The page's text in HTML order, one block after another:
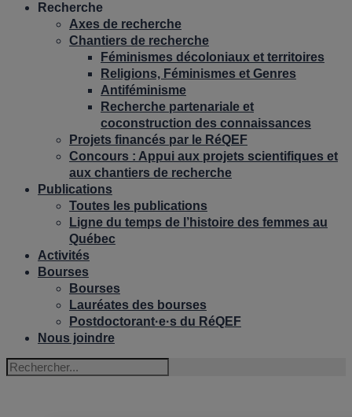
Recherche
Axes de recherche
Chantiers de recherche
Féminismes décoloniaux et territoires
Religions, Féminismes et Genres
Antiféminisme
Recherche partenariale et
coconstruction des connaissances
Projets financés par le RéQEF
Concours : Appui aux projets scientifiques et
aux chantiers de recherche
Publications
Toutes les publications
Ligne du temps de l’histoire des femmes au
Québec
Activités
Bourses
Bourses
Lauréates des bourses
Postdoctorant·e·s du RéQEF
Nous joindre